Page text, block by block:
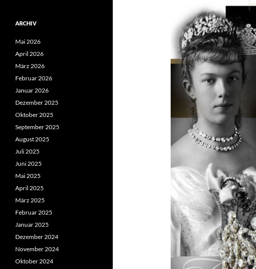
ARCHIV
Mai 2026
April 2026
März 2026
Februar 2026
Januar 2026
Dezember 2025
Oktober 2025
September 2025
August 2025
Juli 2025
Juni 2025
Mai 2025
April 2025
März 2025
Februar 2025
Januar 2025
Dezember 2024
November 2024
Oktober 2024